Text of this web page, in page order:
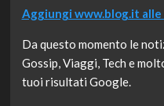
Aggiungi www.blog.it
Da questo momento le
Gossip, Viaggi, Tech e
tuoi risultati Google.